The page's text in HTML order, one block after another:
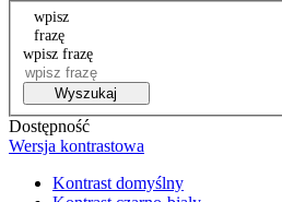
wpisz
frazę
wpisz frazę
Wyszukaj
Dostępność
Wersja kontrastowa
Kontrast domyślny